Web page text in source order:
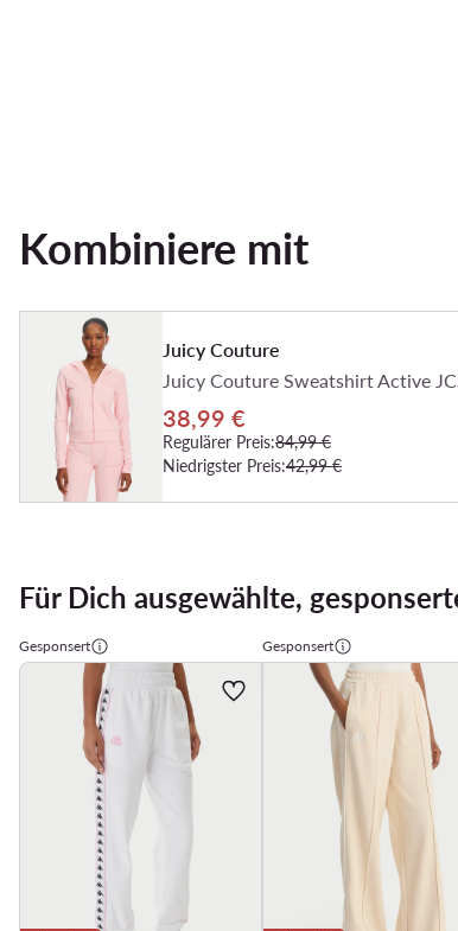
Kombiniere mit
Juicy Couture
Juicy Couture Sweatshirt Active
38,99 €
Regulärer Preis:84,99 €
Niedrigster Preis:42,99 €
Für Dich ausgewählte,
Gesponsert Gesponsert